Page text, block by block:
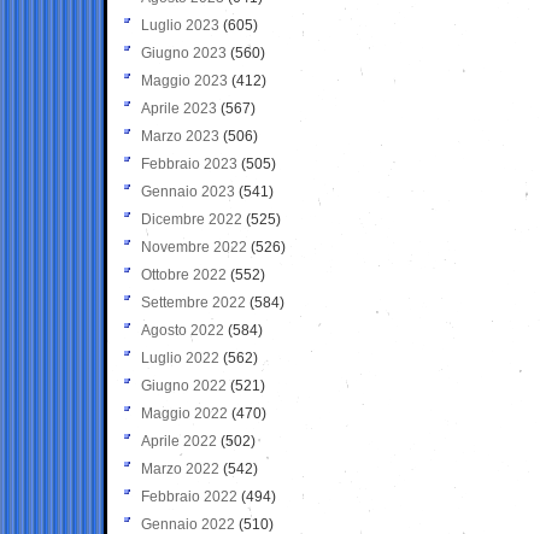
Luglio 2023 (605)
Giugno 2023 (560)
Maggio 2023 (412)
Aprile 2023 (567)
Marzo 2023 (506)
Febbraio 2023 (505)
Gennaio 2023 (541)
Dicembre 2022 (525)
Novembre 2022 (526)
Ottobre 2022 (552)
Settembre 2022 (584)
Agosto 2022 (584)
Luglio 2022 (562)
Giugno 2022 (521)
Maggio 2022 (470)
Aprile 2022 (502)
Marzo 2022 (542)
Febbraio 2022 (494)
Gennaio 2022 (510)